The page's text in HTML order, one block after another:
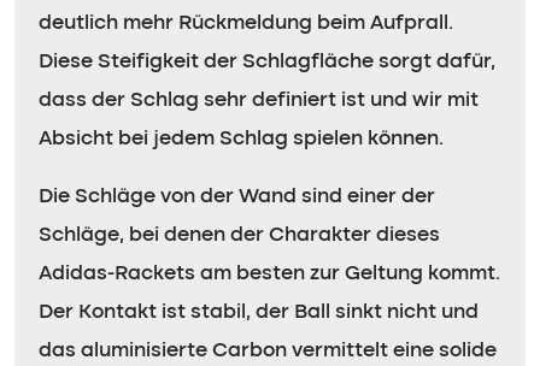
deutlich mehr Rückmeldung beim Aufprall.
Diese Steifigkeit der Schlagfläche sorgt dafür,
dass der Schlag sehr definiert ist und wir mit
Absicht bei jedem Schlag spielen können.
Die Schläge von der Wand sind einer der
Schläge, bei denen der Charakter dieses
Adidas-Rackets am besten zur Geltung kommt.
Der Kontakt ist stabil, der Ball sinkt nicht und
das aluminisierte Carbon vermittelt eine solide